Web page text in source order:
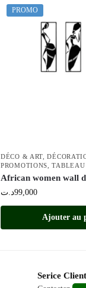
PROMO
DÉCO & ART,
PROMOTIONS,
African women wall
99,000د.ت
Ajouter au
Serice